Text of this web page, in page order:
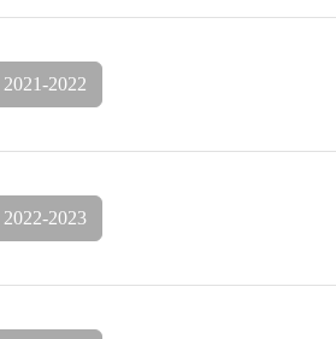
2021-2022
2022-2023